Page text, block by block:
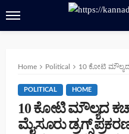
Home Political 10 ಕೋಟಿ ಮೌಲ್ಯದ ಕಚ್ಚಾ ವಸ್ತು
POLITICAL HOME
10 ಕೋಟಿ ಮೌಲ್ಯದ ಕಚ್ಚಾ
ಮೈಸೂರು ಡ್ರಗ್ಸ್